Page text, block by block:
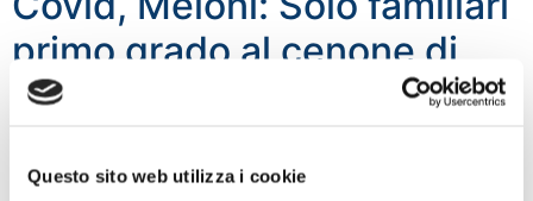
Questo sito web utilizza i cookie
primo grado al cenone di
natale è nuova chicca